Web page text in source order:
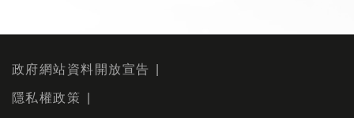
政府網站資料開放宣告
隱私權政策